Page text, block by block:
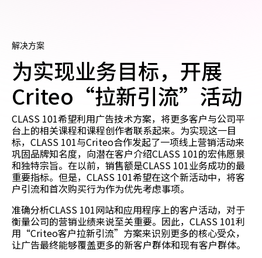
解决方案
为实现业务目标，开展
Criteo“拉新引流”活动
CLASS 101希望利用广告技术方案，将更多客户与公司平
台上的相关课程和课程创作者联系起来。为实现这一目
标，CLASS 101与Criteo合作发起了一项线上营销活动来
巩固品牌知名度，向潜在客户介绍CLASS 101的宏伟愿景
和独特宗旨。在以前，销售额是CLASS 101业务成功的最
重要指标。但是，CLASS 101希望在这个新活动中，将客
户引流和首次购买行为作为优先考虑事项。
准确分析CLASS 101网站和应用程序上的客户活动，对于
衡量公司的营销业绩来说至关重要。因此，CLASS 101利
用“Criteo客户拉新引流”方案来识别更多的核心受众，
让广告最终能够覆盖更多的新客户群体和现有客户群体。